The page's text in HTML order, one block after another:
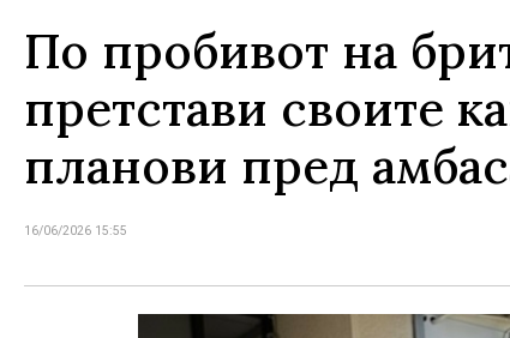
По пробивот на
претстави своите
планови пред
16/06/2026 15:55